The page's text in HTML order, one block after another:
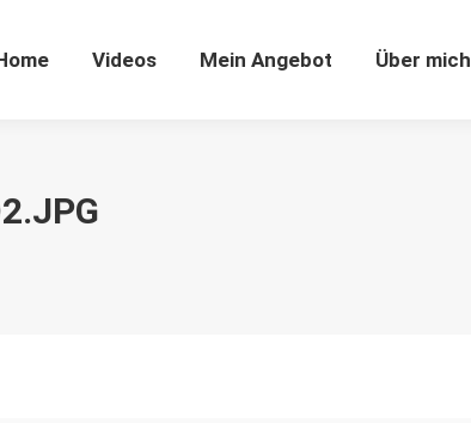
Videos Mein Angebot Über mich